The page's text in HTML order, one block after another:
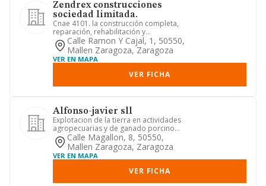
Zendrex construcciones
sociedad limitada.
Cnae 4101. la construcción completa,
reparación, rehabilitación y
conservación de toda clase de edi...
Calle Ramon Y Cajal, 1, 50550,
Mallen Zaragoza, Zaragoza
VER EN MAPA
VER FICHA
Alfonso-javier sll
Explotacion de la tierra en actividades
agropecuarias y de ganado porcino
tanto extensivo como inte...
Calle Magallon, 8, 50550,
Mallen Zaragoza, Zaragoza
VER EN MAPA
VER FICHA